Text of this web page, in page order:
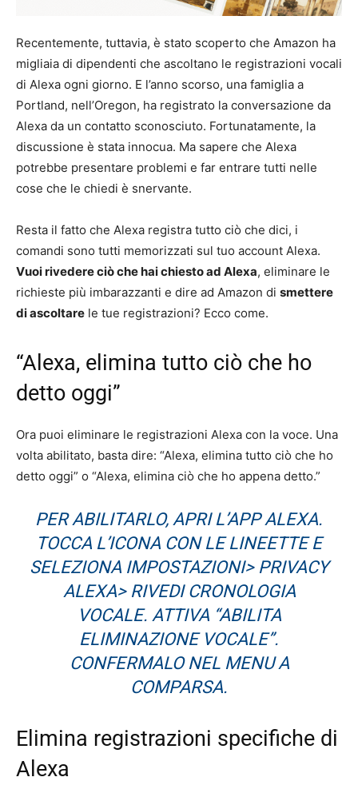
Recentemente, tuttavia, è stato scoperto che Amazon ha
migliaia di dipendenti che ascoltano le registrazioni vocali
di Alexa ogni giorno. E l’anno scorso, una famiglia a
Portland, nell’Oregon, ha registrato la conversazione da
Alexa da un contatto sconosciuto. Fortunatamente, la
discussione è stata innocua. Ma sapere che Alexa
potrebbe presentare problemi e far entrare tutti nelle
cose che le chiedi è snervante.
Resta il fatto che Alexa registra tutto ciò che dici, i
comandi sono tutti memorizzati sul tuo account Alexa.
Vuoi rivedere ciò che hai chiesto ad Alexa, eliminare le
richieste più imbarazzanti e dire ad Amazon di smettere
di ascoltare le tue registrazioni? Ecco come.
“Alexa, elimina tutto ciò che ho
detto oggi”
Ora puoi eliminare le registrazioni Alexa con la voce. Una
volta abilitato, basta dire: “Alexa, elimina tutto ciò che ho
detto oggi” o “Alexa, elimina ciò che ho appena detto.”
PER ABILITARLO, APRI L’APP ALEXA.
TOCCA L’ICONA CON LE LINEETTE E
SELEZIONA IMPOSTAZIONI> PRIVACY
ALEXA> RIVEDI CRONOLOGIA
VOCALE. ATTIVA “ABILITA
ELIMINAZIONE VOCALE”.
CONFERMALO NEL MENU A
COMPARSA.
Elimina registrazioni specifiche di
Alexa